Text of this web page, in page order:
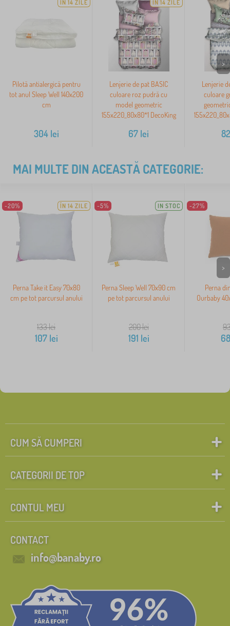
ÎN 14 ZILE
Pilotă antialergică pentru
tot anul Sleep Well 140x200
cm
304lei
ÎN 14 ZILE
Lenjerie de pat BASIC
culoare roz pudră cu
model geometric
155x220_80x80*1 DecoKing
67 lei
Lenjerie
culoare
82
>
MAI MULTE DIN ACEASTĂ CATEGORIE:
-20% ÎN 14 ZILE
Perna Take it Easy 70x80
cm pe tot parcursul anului
133lei
107lei
-5% IN STOC
Perna Sleep Well 70x90 cm
pe tot parcursul anului
200lei
191 lei
-27%
Perna
Ourbaby
68
>
CUM SĂ CUMPERI
CATEGORII DE TOP
CONTUL MEU
CONTACT
info@banaby.ro